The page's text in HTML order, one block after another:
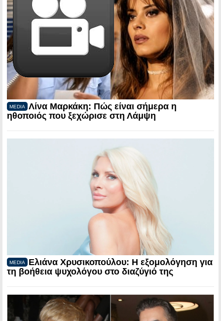
MEDIA
Λίνα Μαρκάκη: Πώς είναι σήμερα η
ηθοποιός που ξεχώρισε στη Λάμψη
MEDIA
Ελιάνα Χρυσικοπούλου: Η εξομολόγηση για
τη βοήθεια ψυχολόγου στο διαζύγιό της